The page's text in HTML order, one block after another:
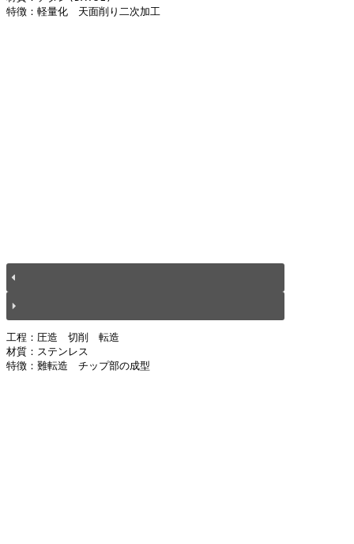
特徴：軽量化　天面削り二次加工
工程：圧造　切削　転造
材質：ステンレス
特徴：難転造　チップ部の成型